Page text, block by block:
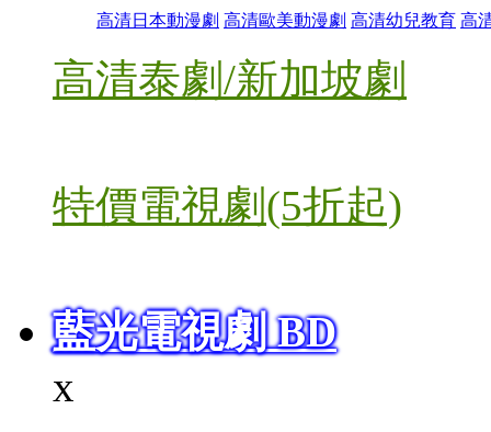
高清日本動漫劇 高清歐美動漫劇 高清幼兒教育 高
高清泰劇/新加坡劇
特價電視劇(5折起)
藍光電視劇 BD
x